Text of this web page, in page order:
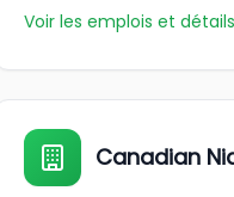
Voir les emplois et détails
Canadian